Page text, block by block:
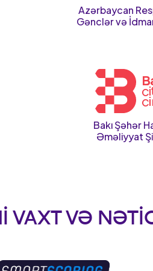
Azərbaycan
Gənclər və
Bakı Şəhər
Əməliyyat
VAXT VƏ